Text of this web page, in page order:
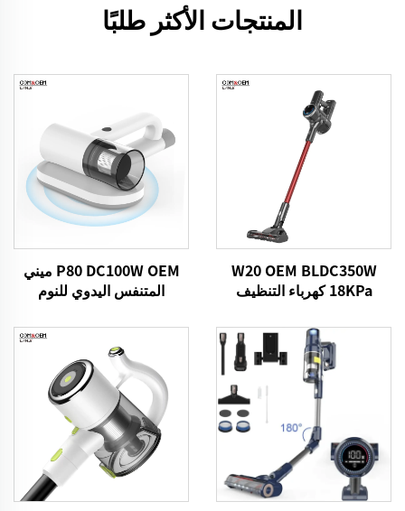
المنتجات الأكثر طلبًا
W20 OEM BLDC350W
18KPa كهرباء التنظيف
P80 DC100W OEM ميني
المتنفس اليدوي للنوم